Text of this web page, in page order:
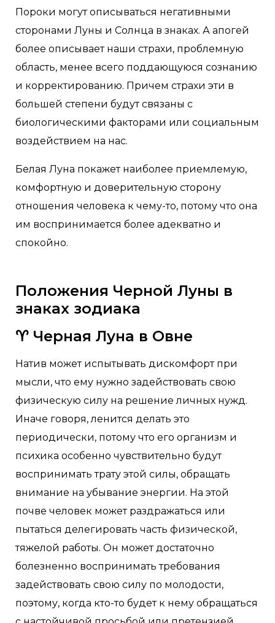
Пороки могут описываться негативными
сторонами Луны и Солнца в знаках. А апогей
более описывает наши страхи, проблемную
область, менее всего поддающуюся сознанию
и корректированию. Причем страхи эти в
большей степени будут связаны с
биологическими факторами или социальным
воздействием на нас.
Белая Луна покажет наиболее приемлемую,
комфортную и доверительную сторону
отношения человека к чему-то, потому что она
им воспринимается более адекватно и
спокойно.
Положения Черной Луны в
знаках зодиака
♈ Черная Луна в Овне
Натив может испытывать дискомфорт при
мысли, что ему нужно задействовать свою
физическую силу на решение личных нужд.
Иначе говоря, ленится делать это
периодически, потому что его организм и
психика особенно чувствительно будут
воспринимать трату этой силы, обращать
внимание на убывание энергии. На этой
почве человек может раздражаться или
пытаться делегировать часть физической,
тяжелой работы. Он может достаточно
болезненно воспринимать требования
задействовать свою силу по молодости,
поэтому, когда кто-то будет к нему обращаться